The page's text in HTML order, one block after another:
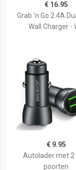
€ 16.95
Grab 'n Go 2.4A
Wall Charger -
€ 9.95
Autolader met 2
poorten